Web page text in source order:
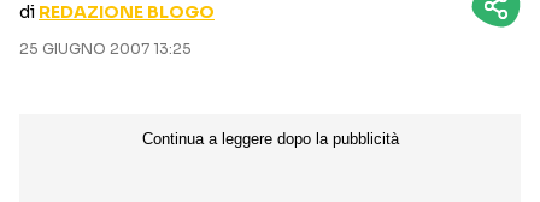
Seguici sui social
di REDAZIONE BLOGO
25 GIUGNO 2007 13:25